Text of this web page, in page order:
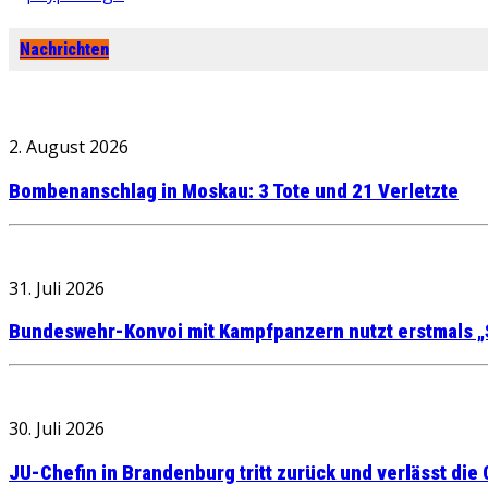
Nachrichten
2. August 2026
Bombenanschlag in Moskau: 3 Tote und 21 Verletzte
31. Juli 2026
Bundeswehr-Konvoi mit Kampfpanzern nutzt erstmals
30. Juli 2026
JU-Chefin in Brandenburg tritt zurück und verlässt die